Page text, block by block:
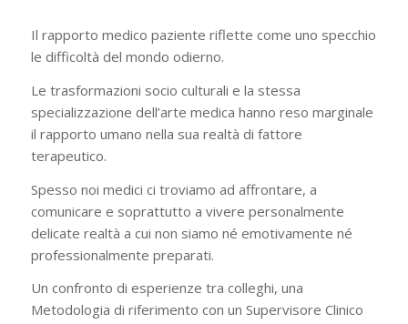
Il rapporto medico paziente riflette come uno specchio
le difficoltà del mondo odierno.
Le trasformazioni socio culturali e la stessa
specializzazione dell’arte medica hanno reso marginale
il rapporto umano nella sua realtà di fattore
terapeutico.
Spesso noi medici ci troviamo ad affrontare, a
comunicare e soprattutto a vivere personalmente
delicate realtà a cui non siamo né emotivamente né
professionalmente preparati.
Un confronto di esperienze tra colleghi, una
Metodologia di riferimento con un Supervisore Clinico